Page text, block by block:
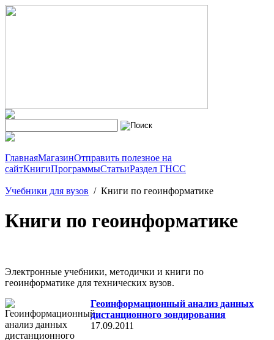
ГлавнаяМагазинОтправить полезное на
сайтКнигиПрограммыСтатьиРаздел ГНСС
Учебники для вузов / Книги по геоинформатике
Книги по геоинформатике
Электронные учебники, методички и книги по
геоинформатике для технических вузов.
Геоинформационный анализ данных
дистанционного зондирования
17.09.2011